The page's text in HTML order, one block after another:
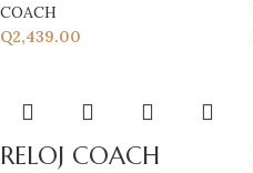
COACH
Q2,439.00
RELOJ COACH